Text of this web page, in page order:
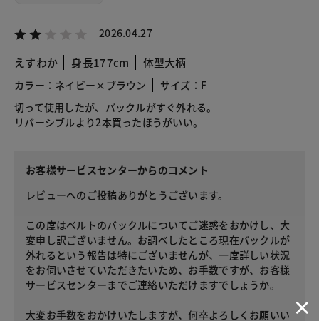
2026.04.27
えすわか 身長177cm 体型大柄
カラー：ネイビー×ブラウン
サイズ：F
切って使用したが、バックルがすぐ外れる。
リバーシブルより2本買ったほうがいい。
お客様サービスセンターからのコメント
レビューへのご投稿ありがとうございます。
この度はベルトのバックルについてご迷惑をおかけし、大
変申し訳ございません。お調べしたところ現在バックルが
外れるという報告は特にございませんが、一度詳しい状況
をお伺いさせていただきたいため、お手数ですが、お客様
サービスセンターまでご連絡いただけますでしょうか。
大変お手数をおかけいたしますが、何卒よろしくお願いい